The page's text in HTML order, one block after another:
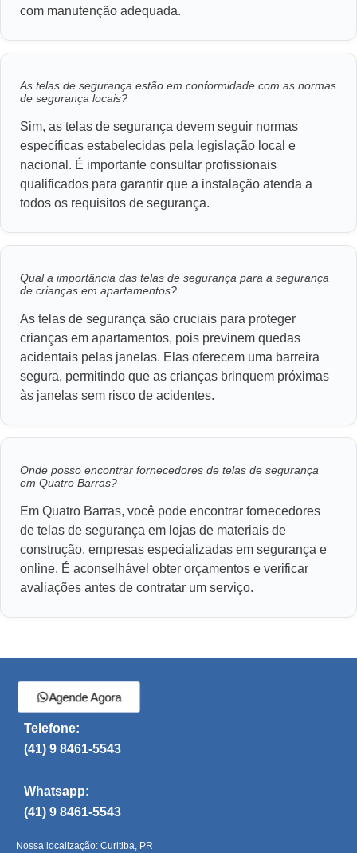
com manutenção adequada.
As telas de segurança estão em conformidade com as normas
de segurança locais?
Sim, as telas de segurança devem seguir normas
específicas estabelecidas pela legislação local e
nacional. É importante consultar profissionais
qualificados para garantir que a instalação atenda a
todos os requisitos de segurança.
Qual a importância das telas de segurança para a segurança
de crianças em apartamentos?
As telas de segurança são cruciais para proteger
crianças em apartamentos, pois previnem quedas
acidentais pelas janelas. Elas oferecem uma barreira
segura, permitindo que as crianças brinquem próximas
às janelas sem risco de acidentes.
Onde posso encontrar fornecedores de telas de segurança
em Quatro Barras?
Em Quatro Barras, você pode encontrar fornecedores
de telas de segurança em lojas de materiais de
construção, empresas especializadas em segurança e
online. É aconselhável obter orçamentos e verificar
avaliações antes de contratar um serviço.
Agende Agora
Telefone:
(41) 9 8461-5543
Whatsapp:
(41) 9 8461-5543
Nossa localização: Curitiba, PR